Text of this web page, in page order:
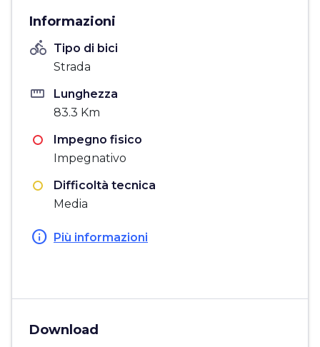
Informazioni
directions_bike Tipo di bici
Strada
straighten
Lunghezza
83.3 Km
Impegno fisico
Impegnativo
Difficoltà tecnica
Media
info Più informazioni
Download